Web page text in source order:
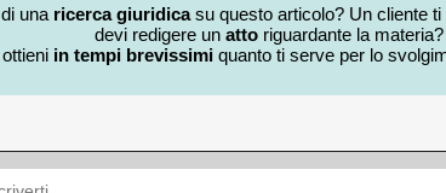
una ricerca giuridicasu questo articolo? Un cliente ti
devi redigere un atto riguardante la materia?
in tempi brevissimi quanto ti serve per lo